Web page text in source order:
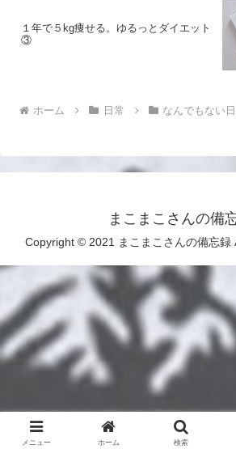
１年で５kg痩せる。ゆるっとダイエット
③
ホーム 日常 なんでもない
まこまこさんの備
Copyright © 2021 まこまこさんの備忘録
メニュー ホーム 検索